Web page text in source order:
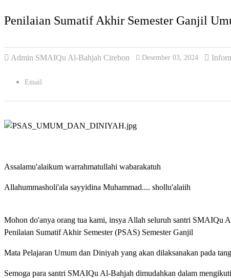
Penilaian Sumatif Akhir Semester Ganjil
Admin SMAIQu Al-Bahjah Cirebon Desember 03, 2024
Email
Assalamu'alaikum warrahmatullahi wabarakatuh
Allahummasholi'ala sayyidina Muhammad.... shollu'alaiih
Mohon do'anya orang tua kami, insya Allah seluruh santri SMAIQu
Penilaian Sumatif Akhir Semester (PSAS) Semester Ganjil
Mata Pelajaran Umum dan Diniyah yang akan dilaksanakan pada
Semoga para santri SMAIQu Al-Bahjah dimudahkan dalam